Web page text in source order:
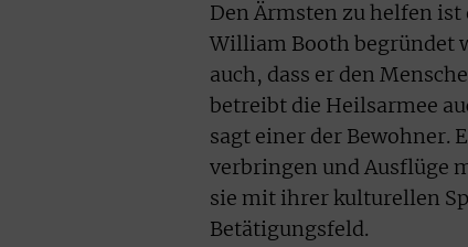
Den Ärmsten zu helfen
William Booth begründet
auch, dass er den
betreibt die Heilsarmee
sagt einer der Bewohner.
verbringen und Ausflüge
sie mit ihrer kulturellen
Betätigungsfeld.